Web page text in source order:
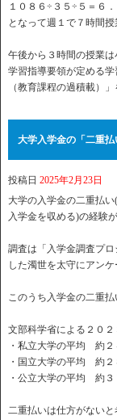
１０８６÷３５÷５＝６
となって週１で７時間授
午後から３時間の授業は
学習指導要領が定める
（教育課程の過積載）
大学入学金の「二重払
投稿日 2025年2月23日
大学の入学金の二重払
入学金を収める)の経験
調査は「入学金調査プ
した濁世を太守にアン
このうち入学金の二重
文部科学省による２０２
・私立大学の平均 約２
・国立大学の平均 約２
・公立大学の平均 約３
二重払いは仕方がない